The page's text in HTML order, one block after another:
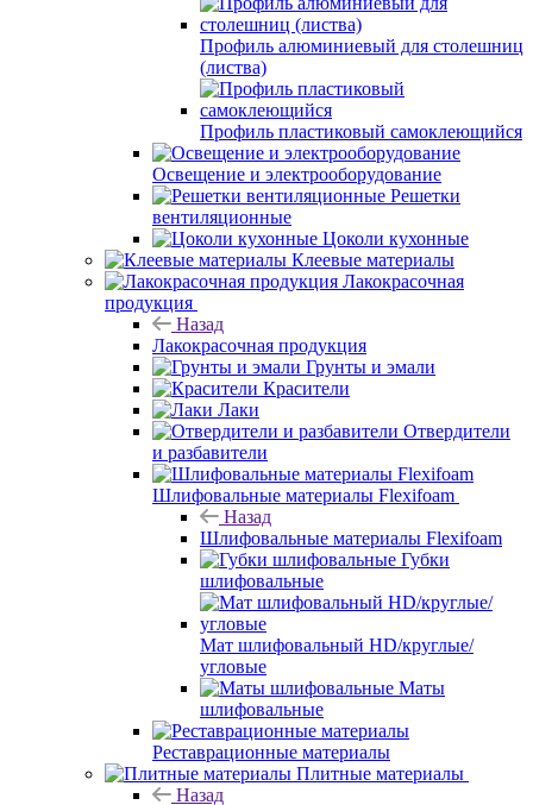
Профиль алюминиевый для столешниц
(листва)
Профиль пластиковый самоклеющийся
Освещение и электрооборудование
Решетки
вентиляционные
Цоколи кухонные
Клеевые материалы
Лакокрасочная
продукция
Назад
Лакокрасочная продукция
Грунты и эмали
Красители
Лаки
Отвердители
и разбавители
Шлифовальные материалы Flexifoam
Назад
Шлифовальные материалы Flexifoam
Губки
шлифовальные
Мат шлифовальный HD/круглые/
угловые
Маты
шлифовальные
Реставрационные материалы
Плитные материалы
Назад